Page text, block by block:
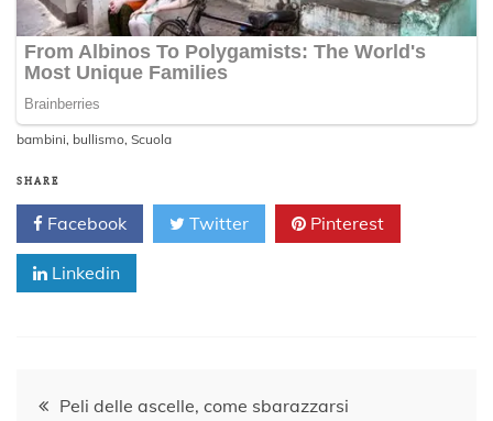
bambini, bullismo, Scuola
SHARE
Facebook Twitter Pinterest
Linkedin
Navigazione
Peli delle ascelle, come sbarazzarsi